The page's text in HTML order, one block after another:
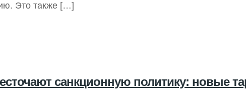
Это также […]
санкционную политику: новые